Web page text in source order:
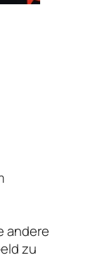
andere
zu